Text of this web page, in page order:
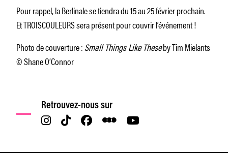
Pour rappel, la Berlinale se tiendra du 15 au 25 février prochain.
Et TROISCOULEURS sera présent pour couvrir l’événement !
Photo de couverture :Small Things Like Theseby Tim Mielants
© Shane O’Connor
Retrouvez-nous sur